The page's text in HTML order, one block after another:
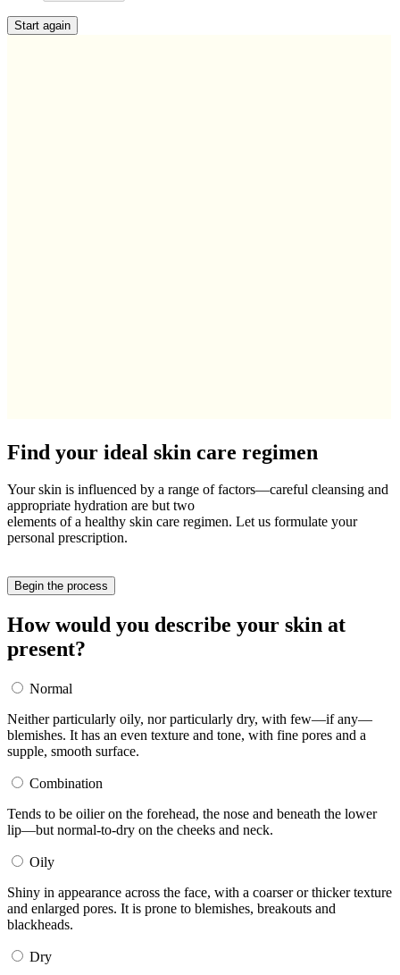
Start again
Find your ideal skin care regimen
Your skin is influenced by a range of factors—careful cleansing and
appropriate hydration are but two
elements of a healthy skin care regimen. Let us formulate your
personal prescription.
Begin the process
How would you describe your skin at
present?
Normal
Neither particularly oily, nor particularly dry, with few—if any—
blemishes. It has an even texture and tone, with fine pores and a
supple, smooth surface.
Combination
Tends to be oilier on the forehead, the nose and beneath the lower
lip—but normal-to-dry on the cheeks and neck.
Oily
Shiny in appearance across the face, with a coarser or thicker texture
and enlarged pores. It is prone to blemishes, breakouts and
blackheads.
Dry